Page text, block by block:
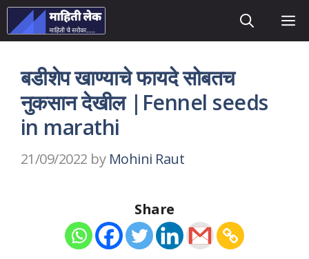
Skip
to
बडीशेप खाण्याचे फायदे सोबतच
नुकसान देखील |Fennel seeds
in marathi
21/09/2022 by Mohini Raut
Share